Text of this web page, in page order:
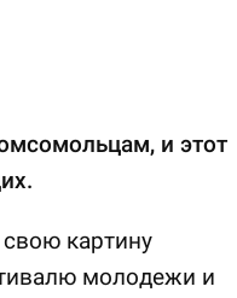
и этот
картину
молодежи и